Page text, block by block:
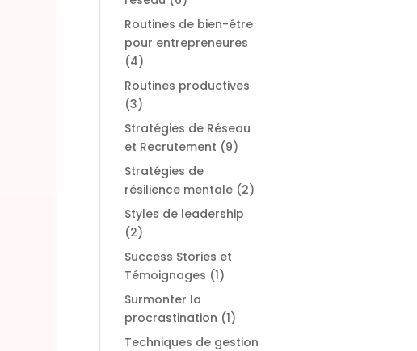
Routines de bien-être
pour entrepreneures
(4)
Routines productives
(3)
Stratégies de Réseau
et Recrutement (9)
Stratégies de
résilience mentale(2)
Styles de leadership
(2)
Success Stories et
Témoignages (1)
Surmonter la
procrastination (1)
Techniques de gestion